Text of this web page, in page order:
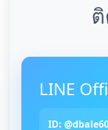
LINE
ID: